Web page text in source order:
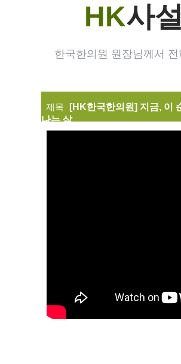
HK사설
한국한의원 원장님께서 전
제목
[HK한국한의원] 지금, 이
나는 삶